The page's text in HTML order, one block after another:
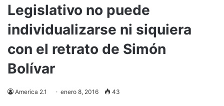
Legislativo no puede
individualizarse ni siquiera
con el retrato de Simón
Bolívar
America 2.1 enero 8, 2016 43